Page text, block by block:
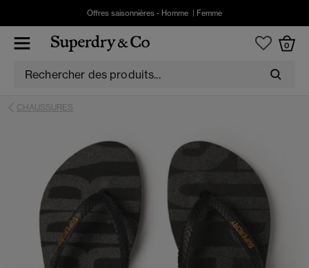
Offres saisonnières - Homme Femme
0
CHAUSSURES